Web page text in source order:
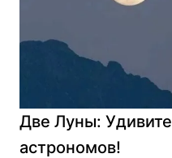
Две Луны:
астрономов!